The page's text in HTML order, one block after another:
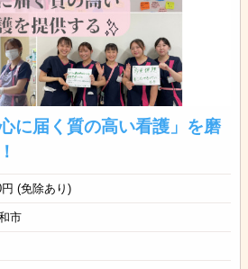
に届く質の高い看護」を磨
(免除あり)
市